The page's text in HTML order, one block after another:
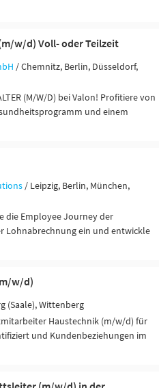
w/d) Voll- oder Teilzeit
/ Chemnitz, Berlin, Düsseldorf,
(M/W/D) bei Valon! Profitiere von
und einem
/ Leipzig, Berlin, München,
die Employee Journey der
Lohnabrechnung ein und entwickle
w/d)
(Saale), Wittenberg
Haustechnik (m/w/d) für
und Kundenbeziehungen im